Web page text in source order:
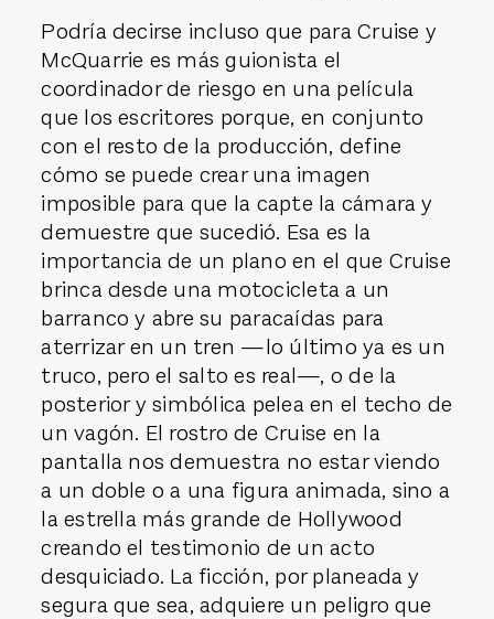
Podría decirse incluso que para Cruise y
McQuarrie es más guionista el
coordinador de riesgo en una película
que los escritores porque, en conjunto
con el resto de la producción, define
cómo se puede crear una imagen
imposible para que la capte la cámara y
demuestre que sucedió. Esa es la
importancia de un plano en el que Cruise
brinca desde una motocicleta a un
barranco y abre su paracaídas para
aterrizar en un tren —lo último ya es un
truco, pero el salto es real—, o de la
posterior y simbólica pelea en el techo de
un vagón. El rostro de Cruise en la
pantalla nos demuestra no estar viendo
a un doble o a una figura animada, sino a
la estrella más grande de Hollywood
creando el testimonio de un acto
desquiciado. La ficción, por planeada y
segura que sea, adquiere un peligro que